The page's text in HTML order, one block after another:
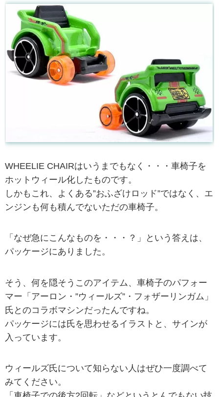
WHEELIE CHAIRはいうまでもなく・・・車椅子を
ホットウィール化したものです。
しかもこれ、よくある”おふざけロッド”ではなく、エ
ンジンも何も積んでないただの車椅子。
「なぜ急にこんなものを・・・？」という答えは、
パッケージにありました。
そう、何を隠そうこのアイテム、車椅子のパフォー
マー「アーロン・”ウィールズ”・フォザーリンガム」
氏とのコラボマシンだったんですね。
パッケージには氏を思わせるイラストと、サインが
入っています。
ウィールズ氏について知らない人はぜひ一度調べて
みてください。